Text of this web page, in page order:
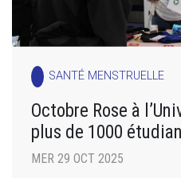
SANTÉ MENSTRUELLE
Octobre Rose à
plus de 1000
MER 29 OCT 2025